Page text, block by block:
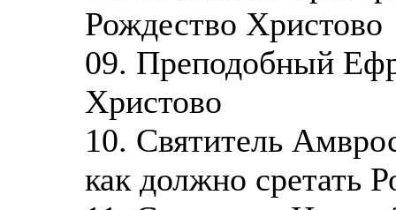
Рождество Христово
09. Преподобный
Христово
10. Святитель
как должно сретать